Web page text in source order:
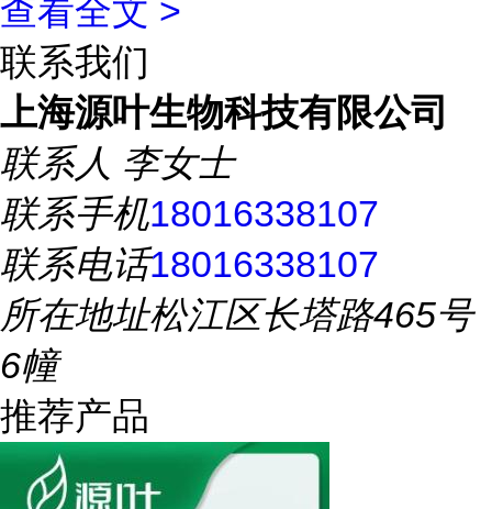
查看全文 >
联系我们
上海源叶生物科技有限公司
联系人 李女士
联系手机18016338107
联系电话18016338107
所在地址松江区长塔路465号
6幢
推荐产品